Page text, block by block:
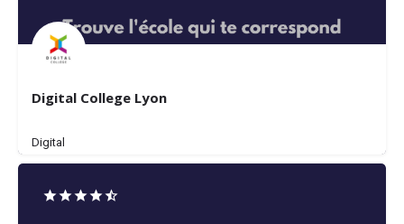
Digital College Lyon
Digital